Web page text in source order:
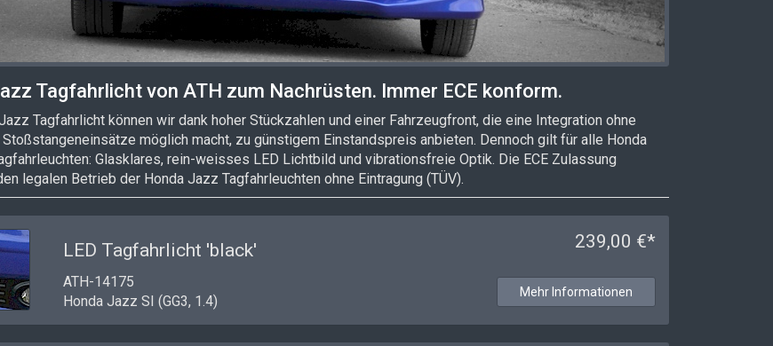
Tagfahrlicht von ATH zum Nachrüsten. Immer ECE konform.
Tagfahrlicht können wir dank hoher Stückzahlen und einer Fahrzeugfront, die eine Integration ohne
möglich macht, zu günstigem Einstandspreis anbieten. Dennoch gilt für alle Honda
Glasklares, rein-weisses LED Lichtbild und vibrationsfreie Optik. Die ECE Zulassung
legalen Betrieb der Honda Jazz Tagfahrleuchten ohne Eintragung (TÜV).
LED Tagfahrlicht 'black'
ATH-14175
Honda Jazz SI (GG3, 1.4)
239,00 €*
Mehr Informationen